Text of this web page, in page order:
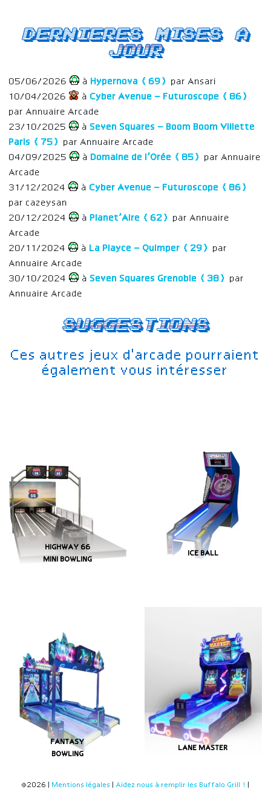
Suggestions
Ces autres jeux d'arcade pourraient
également vous intéresser
HIGHWAY 66
MINI BOWLING
ICE BALL
FANTASY
BOWLING
LANE MASTER
Dernieres mises a
jour
05/06/2026 à Hypernova (69)
par Ansari
10/04/2026
à Cyber Avenue – Futuroscope (86)
par Annuaire Arcade
23/10/2025
à Seven Squares – Boom Boom Villette
Paris (75)
par Annuaire Arcade
04/09/2025
à Domaine de l’Orée (85)
par Annuaire
Arcade
31/12/2024
à Cyber Avenue – Futuroscope (86)
par cazeysan
20/12/2024
à Planet’Aire (62)
par Annuaire
Arcade
20/11/2024
à La Playce – Quimper (29)
par
Annuaire Arcade
30/10/2024
à Seven Squares Grenoble (38)
par
Annuaire Arcade
©2026 | Mentions légales Aidez nous à remplir les Buffalo Grill !